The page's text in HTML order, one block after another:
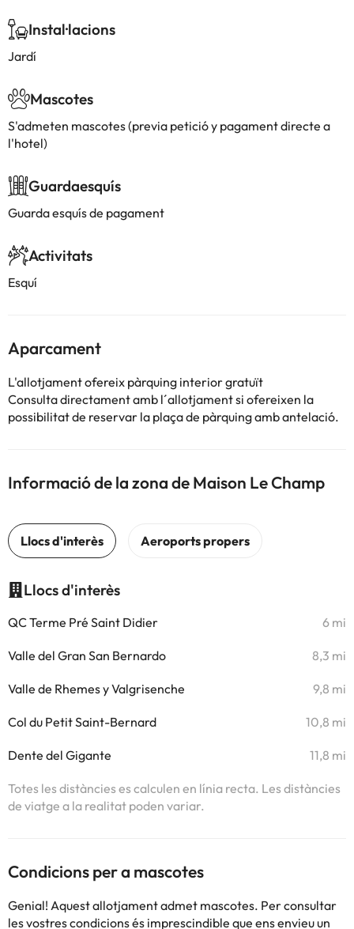
Instal·lacions
Jardí
Mascotes
S'admeten mascotes (previa petició y pagament directe a
l'hotel)
Guardaesquís
Guarda esquís de pagament
Activitats
Esquí
Aparcament
L'allotjament ofereix pàrquing interior gratuït
Consulta directament amb l´allotjament si ofereixen la
possibilitat de reservar la plaça de pàrquing amb antelació.
Informació de la zona de Maison Le Champ
Llocs d'interès
QC Terme Pré Saint Didier 6 mi
Valle del Gran San Bernardo 8,3 mi
Valle de Rhemes y Valgrisenche 9,8 mi
Col du Petit Saint-Bernard 10,8 mi
Dente del Gigante 11,8 mi
Totes les distàncies es calculen en línia recta. Les distàncies
de viatge a la realitat poden variar.
Condicions per a mascotes
Genial! Aquest allotjament admet mascotes. Per consultar
les vostres condicions és imprescindible que ens envieu un